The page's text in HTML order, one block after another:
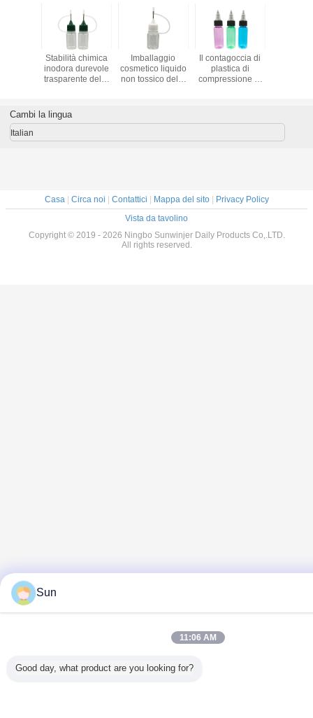
di
molle
Stabilità chimica
inodora durevole
trasparente della
Imballaggio
cosmetico liquido
non tossico della
Il contagoccia di
plastica di
compressione di
copertura di punta
Cambi la lingua
Italian
Casa| Circa noi Contattici Mappa del sito|
Privacy Policy
Vista da tavolino
Copyright © 2019 - 2026 Ningbo Sunwinjer Daily Products Co,.LTD.
All rights reserved.
Sun
11:06 AM
Good day, what product are you looking for?